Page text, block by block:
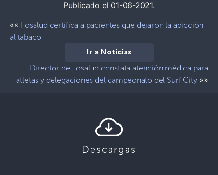
Publicado el 01-06-2021.
«« Fosalud certifica a pacientes que dejaron la adicción
al tabaco
Ir a Noticias
Director de Fosalud constata atención médica para
atletas y delegaciones del campeonato del Surf City »»
Descargas